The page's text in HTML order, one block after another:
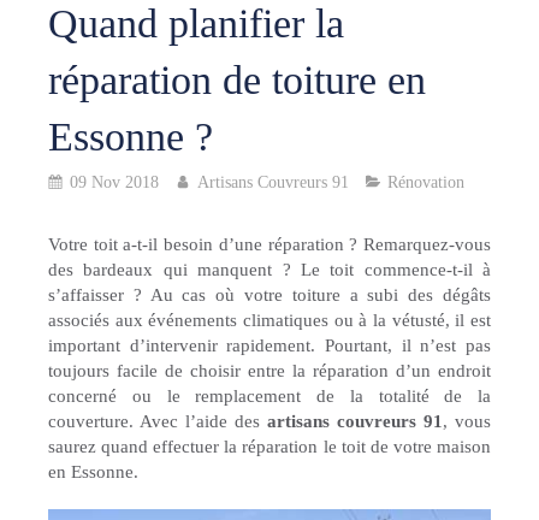
Quand planifier la
réparation de toiture en
Essonne ?
09 Nov 2018 Artisans Couvreurs 91 Rénovation
Votre toit a-t-il besoin d’une réparation ? Remarquez-vous
des bardeaux qui manquent ? Le toit commence-t-il à
s’affaisser ? Au cas où votre toiture a subi des dégâts
associés aux événements climatiques ou à la vétusté, il est
important d’intervenir rapidement. Pourtant, il n’est pas
toujours facile de choisir entre la réparation d’un endroit
concerné ou le remplacement de la totalité de la
couverture. Avec l’aide des artisans couvreurs 91 , vous
saurez quand effectuer la réparation le toit de votre maison
en Essonne.